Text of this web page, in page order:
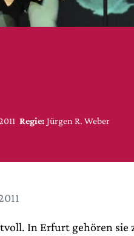
Regie: Jürgen R. Weber
In Erfurt gehören sie